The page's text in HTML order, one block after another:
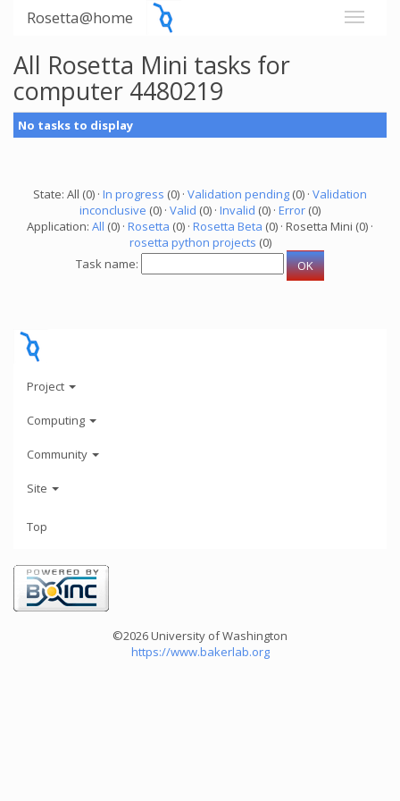
Rosetta@home
All Rosetta Mini tasks for
computer 4480219
No tasks to display
State: All (0) · In progress (0) · Validation pending (0) · Validation
inconclusive (0) · Valid (0) · Invalid (0) · Error (0)
Application: All (0) · Rosetta (0) · Rosetta Beta (0) · Rosetta Mini (0) ·
rosetta python projects (0)
Task name:
Project
Computing
Community
Site
Top
©2026 University of Washington
https://www.bakerlab.org